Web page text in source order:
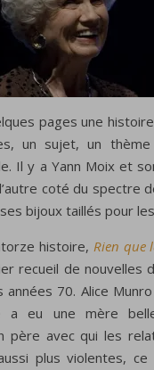
pages une
un sujet, un
Il y a Yann Moix et
coté du spectre
bijoux taillés pour
histoire, Rien que
recueil de nouvelles
années 70. Alice
a eu une mère
père avec qui les
plus violentes, ce